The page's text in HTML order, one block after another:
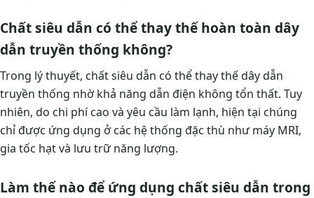
Chất siêu dẫn có thể thay thế hoàn toàn dây
dẫn truyền thống không?
Trong lý thuyết, chất siêu dẫn có thể thay thế dây dẫn
truyền thống nhờ khả năng dẫn điện không tổn thất. Tuy
nhiên, do chi phí cao và yêu cầu làm lạnh, hiện tại chúng
chỉ được ứng dụng ở các hệ thống đặc thù như máy MRI,
gia tốc hạt và lưu trữ năng lượng.
Làm thế nào để ứng dụng chất siêu dẫn trong